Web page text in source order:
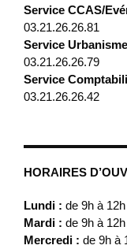
Service CCAS/
03.21.26.26.81
Service
03.21.26.26.79
Service
03.21.26.26.42
HORAIRES
Lundi : de 9h à
Mardi : de 9h à
Mercredi : de 9h à